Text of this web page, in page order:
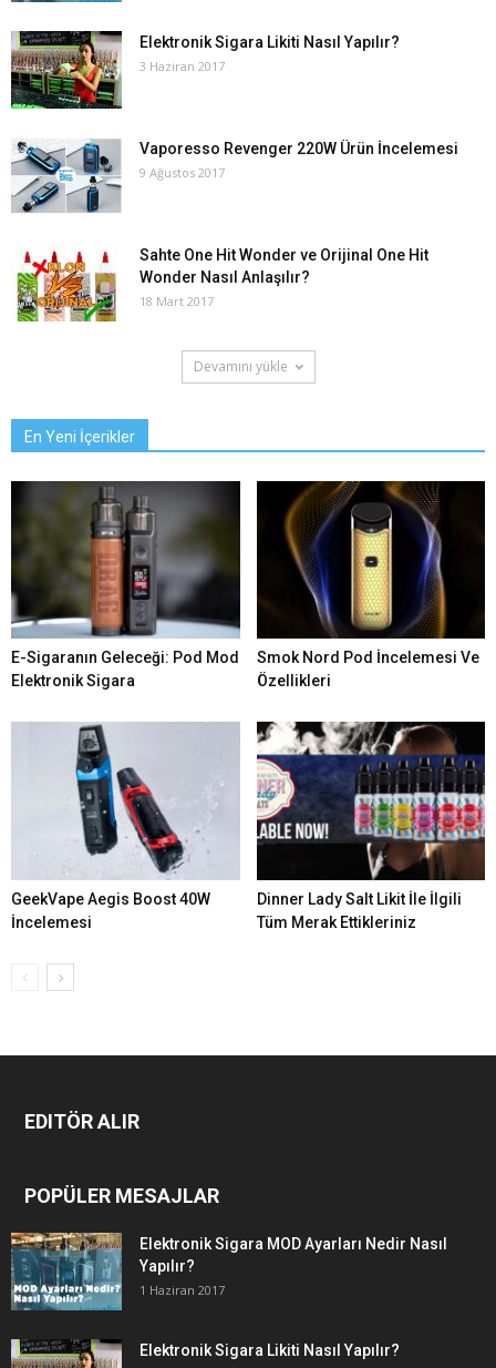
Elektronik Sigara Likiti Nasıl Yapılır?
3 Haziran 2017
Vaporesso Revenger 220W Ürün İncelemesi
9 Ağustos 2017
Sahte One Hit Wonder ve Orijinal One Hit
Wonder Nasıl Anlaşılır?
18 Mart 2017
Devamını yükle
En Yeni İçerikler
E-Sigaranın Geleceği: Pod Mod
Elektronik Sigara
Smok Nord Pod İncelemesi Ve
Özellikleri
GeekVape Aegis Boost 40W
İncelemesi
Dinner Lady Salt Likit İle İlgili
Tüm Merak Ettikleriniz
EDITÖR ALIR
POPÜLER MESAJLAR
Elektronik Sigara MOD Ayarları Nedir Nasıl
Yapılır?
1 Haziran 2017
Elektronik Sigara Likiti Nasıl Yapılır?